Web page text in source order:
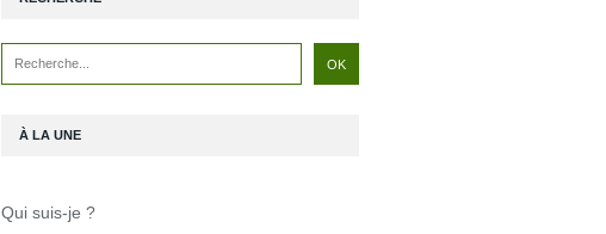
À LA UNE
Qui suis-je ?